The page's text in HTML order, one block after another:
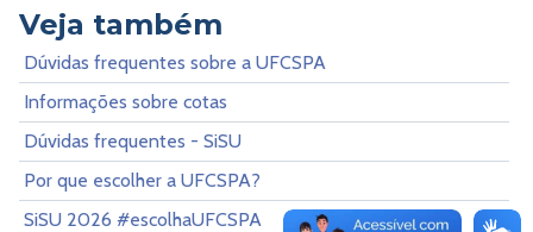
Veja também
Dúvidas frequentes sobre a UFCSPA
Informações sobre cotas
Dúvidas frequentes - SiSU
Por que escolher a UFCSPA?
SiSU 2026 #escolhaUFCSPA